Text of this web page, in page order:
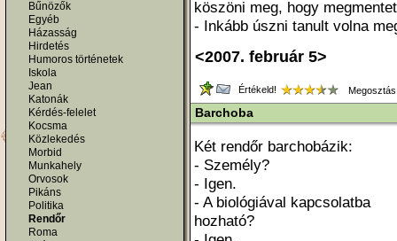
Bűnözők
Egyéb
Házasság
Hirdetés
Humoros történetek
Iskola
Jean
Katonák
Kérdés-felelet
Kocsma
Közlekedés
Morbid
Munkahely
Orvosok
Pikáns
Politika
Rendőr
Roma
köszöni meg, hogy
- Inkább úszni tanult volna
<2007. február 5>
Értékeld!
Barchoba
Két rendőr barchobázik:
- Személy?
- Igen.
- A biológiával kapcsolatba
hozható?